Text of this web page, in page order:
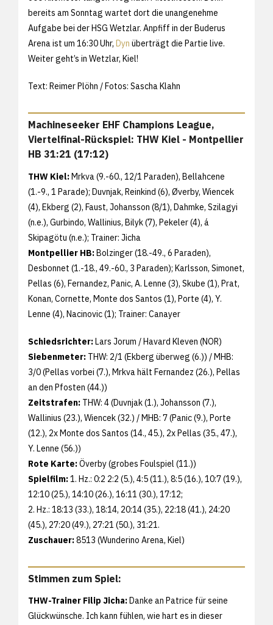
bereits am Sonntag wartet dort die unangenehme
Aufgabe bei der HSG Wetzlar. Anpfiff in der Buderus
Arena ist um 16:30 Uhr, Dyn überträgt die Partie live.
Weiter geht’s in Wetzlar, Kiel!
Text: Reimer Plöhn / Fotos: Sascha Klahn
Machineseeker EHF Champions League,
Viertelfinal-Rückspiel: THW Kiel - Montpellier
HB 31:21 (17:12)
THW Kiel:Mrkva (9.-60., 12/1 Paraden), Bellahcene
(1.-9., 1 Parade); Duvnjak, Reinkind (6), Øverby, Wiencek
(4), Ekberg (2), Faust, Johansson (8/1), Dahmke, Szilagyi
(n.e.), Gurbindo, Wallinius, Bilyk (7), Pekeler (4), á
Skipagötu (n.e.); Trainer: Jicha
Montpellier HB:Bolzinger (18.-49., 6 Paraden),
Desbonnet (1.-18., 49.-60., 3 Paraden); Karlsson, Simonet,
Pellas (6), Fernandez, Panic, A. Lenne (3), Skube (1), Prat,
Konan, Cornette, Monte dos Santos (1), Porte (4), Y.
Lenne (4), Nacinovic (1); Trainer: Canayer
Schiedsrichter:Lars Jorum / Havard Kleven (NOR)
Siebenmeter: THW: 2/1 (Ekberg überweg (6.)) / MHB:
3/0 (Pellas vorbei (7.), Mrkva hält Fernandez (26.), Pellas
an den Pfosten (44.))
Zeitstrafen: THW: 4 (Duvnjak (1.), Johansson (7.),
Wallinius (23.), Wiencek (32.) / MHB: 7 (Panic (9.), Porte
(12.), 2x Monte dos Santos (14., 45.), 2x Pellas (35., 47.),
Y. Lenne (56.))
Rote Karte:Överby (grobes Foulspiel (11.))
Spielfilm:1. Hz.: 0:2 2:2 (5.), 4:5 (11.), 8:5 (16.), 10:7 (19.),
12:10 (25.), 14:10 (26.), 16:11 (30.), 17:12;
2. Hz.: 18:13 (33.), 18:14, 20:14 (35.), 22:18 (41.), 24:20
(45.), 27:20 (49.), 27:21 (50.), 31:21.
Zuschauer:8513 (Wunderino Arena, Kiel)
Stimmen zum Spiel:
THW-Trainer Filip Jicha: Danke an Patrice für seine
Glückwünsche. Ich kann fühlen, wie hart es in dieser